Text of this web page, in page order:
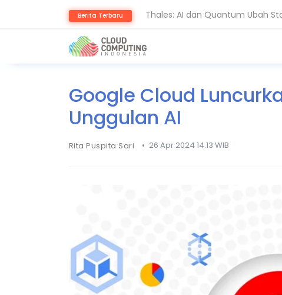
Berita Terbaru Thales: AI dan Quantum Ubah
BSSN Dorong Industri Siber
Google Cloud
Unggulan AI
Rita Puspita Sari • 26 Apr 2024 14.13 WIB